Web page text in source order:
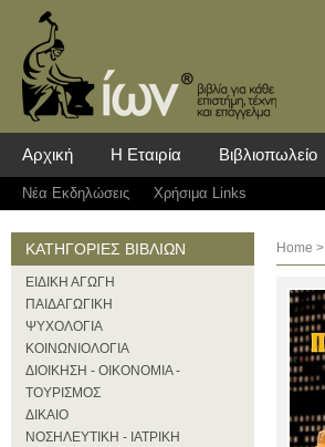
Αρχική Η Εταιρία Βιβλιοπωλείο
Νέα Eκδηλώσεις Χρήσιμα Links
ΚΑΤΗΓΟΡΙΕΣ ΒΙΒΛΙΩΝ
ΕΙΔΙΚΗ ΑΓΩΓΗ
ΠΑΙΔΑΓΩΓΙΚΗ
ΨΥΧΟΛΟΓΙΑ
ΚΟΙΝΩΝΙΟΛΟΓΙΑ
ΔΙΟΙΚΗΣΗ - ΟΙΚΟΝΟΜΙΑ -
ΤΟΥΡΙΣΜΟΣ
ΔΙΚΑΙΟ
ΝΟΣΗΛΕΥΤΙΚΗ - ΙΑΤΡΙΚΗ
Home >